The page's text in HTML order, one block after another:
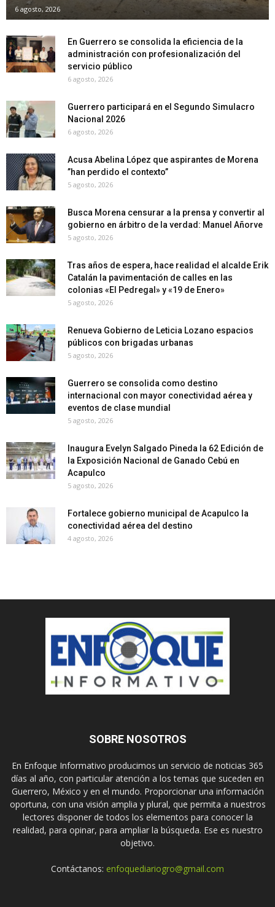
6 agosto, 2026
En Guerrero se consolida la eficiencia de la
administración con profesionalización del
servicio público
6 agosto, 2026
Guerrero participará en el Segundo Simulacro
Nacional 2026
6 agosto, 2026
Acusa Abelina López que aspirantes de Morena
”han perdido el contexto”
5 agosto, 2026
Busca Morena censurar a la prensa y convertir al
gobierno en árbitro de la verdad: Manuel Añorve
5 agosto, 2026
Tras años de espera, hace realidad el alcalde Erik
Catalán la pavimentación de calles en las
colonias «El Pedregal» y «19 de Enero»
5 agosto, 2026
Renueva Gobierno de Leticia Lozano espacios
públicos con brigadas urbanas
5 agosto, 2026
Guerrero se consolida como destino
internacional con mayor conectividad aérea y
eventos de clase mundial
5 agosto, 2026
Inaugura Evelyn Salgado Pineda la 62 Edición de
la Exposición Nacional de Ganado Cebú en
Acapulco
5 agosto, 2026
Fortalece gobierno municipal de Acapulco la
conectividad aérea del destino
4 agosto, 2026
SOBRE NOSOTROS
En Enfoque Informativo producimos un servicio de noticias 365
días al año, con particular atención a los temas que suceden en
Guerrero, México y en el mundo. Proporcionar una información
oportuna, con una visión amplia y plural, que permita a nuestros
lectores disponer de todos los elementos para conocer la
realidad, para opinar, para ampliar la búsqueda. Ese es nuestro
objetivo.
Contáctanos: enfoquediariogro@gmail.com